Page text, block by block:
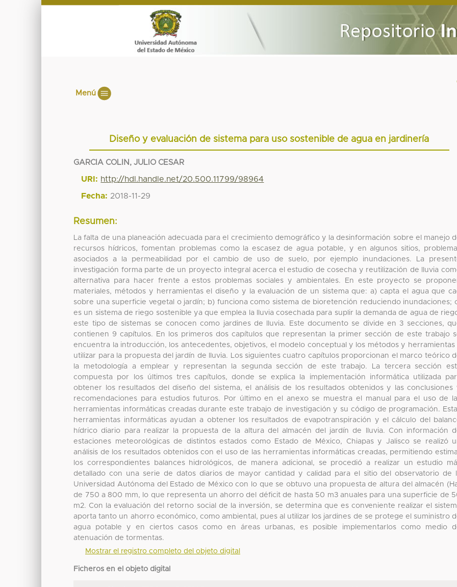
Menú
Diseño y evaluación de sistema para uso sostenible de agua en jardinería
GARCIA COLIN, JULIO CESAR
URI: http://hdl.handle.net/20.500.11799/98964
Fecha: 2018-11-29
Resumen:
La falta de una planeación adecuada para el crecimiento demográfico y la desinformación sobre el manejo
recursos hídricos, fomentan problemas como la escasez de agua potable, y en algunos sitios,
asociados a la permeabilidad por el cambio de uso de suelo, por ejemplo inundaciones. La
investigación forma parte de un proyecto integral acerca el estudio de cosecha y reutilización de lluvia
alternativa para hacer frente a estos problemas sociales y ambientales. En este proyecto se
materiales, métodos y herramientas el diseño y la evaluación de un sistema que: a) capta el agua que
sobre una superficie vegetal o jardín; b) funciona como sistema de bioretención reduciendo inundaciones;
es un sistema de riego sostenible ya que emplea la lluvia cosechada para suplir la demanda de agua de
este tipo de sistemas se conocen como jardines de lluvia. Este documento se divide en 3 secciones,
contienen 9 capítulos. En los primeros dos capítulos que representan la primer sección de este trabajo
encuentra la introducción, los antecedentes, objetivos, el modelo conceptual y los métodos y herramientas
utilizar para la propuesta del jardín de lluvia. Los siguientes cuatro capítulos proporcionan el marco teórico
la metodología a emplear y representan la segunda sección de este trabajo. La tercera sección
compuesta por los últimos tres capítulos, donde se explica la implementación informática utilizada
obtener los resultados del diseño del sistema, el análisis de los resultados obtenidos y las conclusiones
recomendaciones para estudios futuros. Por último en el anexo se muestra el manual para el uso de
herramientas informáticas creadas durante este trabajo de investigación y su código de programación.
herramientas informáticas ayudan a obtener los resultados de evapotranspiración y el cálculo del
hídrico diario para realizar la propuesta de la altura del almacén del jardín de lluvia. Con información
estaciones meteorológicas de distintos estados como Estado de México, Chiapas y Jalisco se realizó
análisis de los resultados obtenidos con el uso de las herramientas informáticas creadas, permitiendo
los correspondientes balances hidrológicos, de manera adicional, se procedió a realizar un estudio
detallado con una serie de datos diarios de mayor cantidad y calidad para el sitio del observatorio de
Universidad Autónoma del Estado de México con lo que se obtuvo una propuesta de altura del almacén
de 750 a 800 mm, lo que representa un ahorro del déficit de hasta 50 m3 anuales para una superficie de
m2. Con la evaluación del retorno social de la inversión, se determina que es conveniente realizar el
aporta tanto un ahorro económico, como ambiental, pues al utilizar los jardines de se protege el suministro
agua potable y en ciertos casos como en áreas urbanas, es posible implementarlos como medio
atenuación de tormentas.
Mostrar el registro completo del objeto digital
Ficheros en el objeto digital